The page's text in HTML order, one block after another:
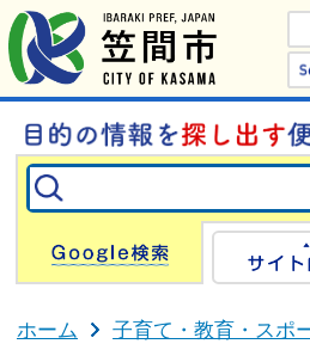
Google
ホーム 子育て・教育・スポ